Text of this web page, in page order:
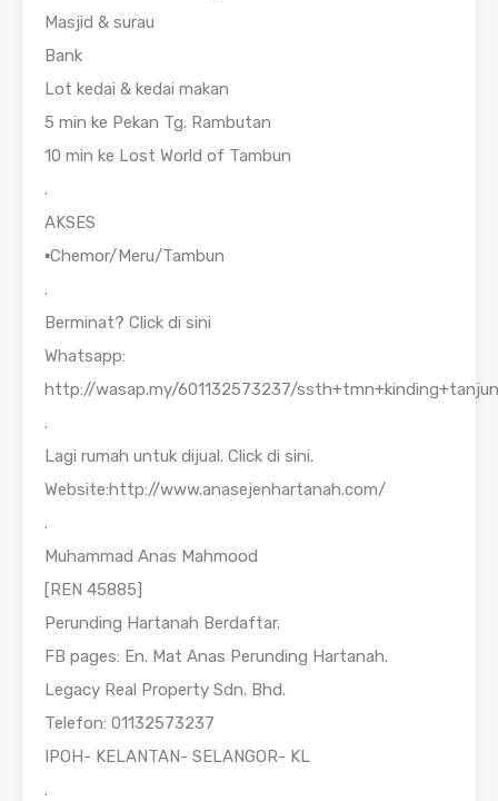
Masjid & surau
Bank
Lot kedai & kedai makan
5 min ke Pekan Tg. Rambutan
10 min ke Lost World of Tambun
.
AKSES
▪️Chemor/Meru/Tambun
.
Berminat? Click di sini
Whatsapp:
http://wasap.my/601132573237/
.
Lagi rumah untuk dijual. Click di sini.
Website:http://www.anasejenhartanah.com/
.
Muhammad Anas Mahmood
[REN 45885]
Perunding Hartanah Berdaftar.
FB pages: En. Mat Anas Perunding Hartanah.
Legacy Real Property Sdn. Bhd.
Telefon: 01132573237
IPOH- KELANTAN- SELANGOR- KL
.